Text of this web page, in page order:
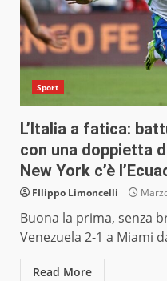
Sport
L’Italia a fatica:
con una doppietta
New York c’è
FIlippo Limoncelli
Buona la prima, senza
Venezuela 2-1 a Miami
Read More